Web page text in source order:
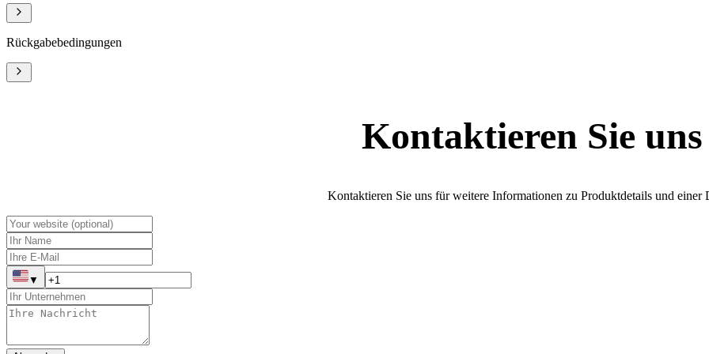
Rückgabebedingungen
Kontaktieren Sie uns
Kontaktieren Sie uns für weitere Informationen zu Produktdetails und einer
▼